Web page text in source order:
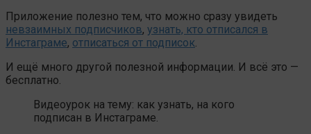
Приложение полезно тем, что можно сразу увидеть
невзаимных подписчиков, узнать, кто отписался в
Инстаграме, отписаться от подписок.
И ещё много другой полезной информации. И всё это —
бесплатно.
Видеоурок на тему: как узнать, на кого
подписан в Инстаграме.